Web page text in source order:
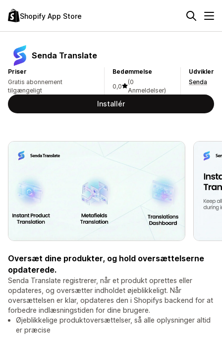
Shopify App Store
Senda Translate
Priser
Gratis abonnement
tilgængeligt
Bedømmelse
0,0
(0
Anmeldelser)
Udvikler
Senda
Installér
Oversæt dine produkter, og hold oversættelserne
opdaterede.
Senda Translate registrerer, når et produkt oprettes eller
opdateres, og oversætter indholdet øjeblikkeligt. Når
oversættelsen er klar, opdateres den i Shopifys backend for at
forbedre indlæsningstiden for dine brugere.
Øjeblikkelige produktoversættelser, så alle oplysninger altid
er præcise